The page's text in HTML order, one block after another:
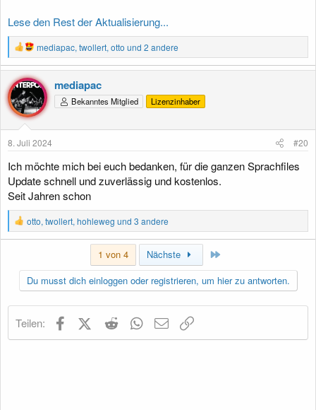
Lese den Rest der Aktualisierung...
R
e
a
k
t
i
o
n
mediapac, twollert, otto und 2 andere
mediapac
Bekanntes Mitglied Lizenzinhaber
8. Juli 2024 #20
Ich möchte mich bei euch bedanken, für die ganzen Sprachfiles
Update schnell und zuverlässig und kostenlos.
Seit Jahren schon
R
e
a
i
o
e
n
otto, twollert, hohleweg und 3 andere
1 von 4 Nächste
Du musst dich einloggen oder registrieren, um hier zu antworten.
Teilen: FacebookX (Twitter)
Reddit WhatsApp
E-Mail